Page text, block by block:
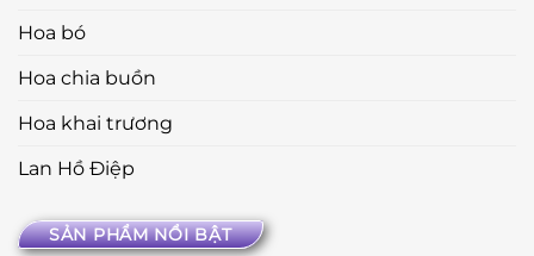
Hoa bó
Hoa chia buồn
Hoa khai trương
Lan Hồ Điệp
SẢN PHẨM NỔI BẬT